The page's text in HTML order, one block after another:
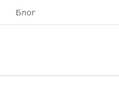
Блог